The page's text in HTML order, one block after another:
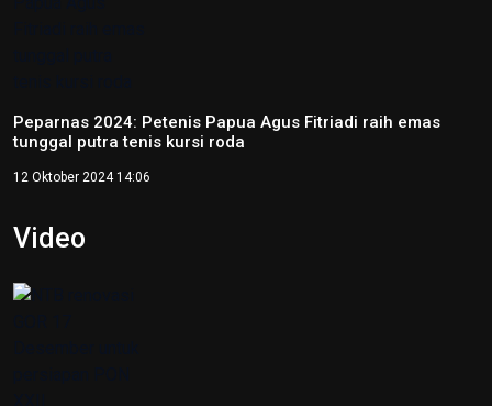
Peparnas 2024: Petenis Papua Agus Fitriadi raih emas
tunggal putra tenis kursi roda
12 Oktober 2024 14:06
Video